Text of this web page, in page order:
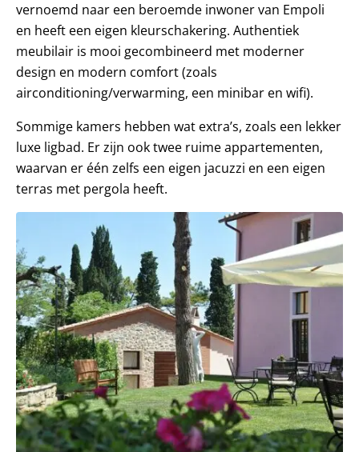
vernoemd naar een beroemde inwoner van Empoli
en heeft een eigen kleurschakering. Authentiek
meubilair is mooi gecombineerd met moderner
design en modern comfort (zoals
airconditioning/verwarming, een minibar en wifi).
Sommige kamers hebben wat extra’s, zoals een lekker
luxe ligbad. Er zijn ook twee ruime appartementen,
waarvan er één zelfs een eigen jacuzzi en een eigen
terras met pergola heeft.